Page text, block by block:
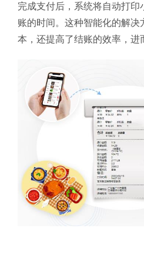
完成支付后，系统将自动打
账的时间。这种智能化的解决
本，还提高了结账的效率，进